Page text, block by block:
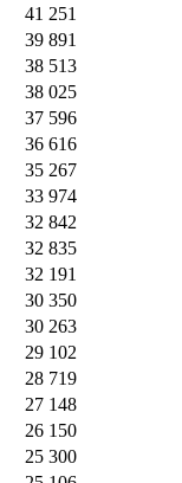
41 251
39 891
38 513
38 025
37 596
36 616
35 267
33 974
32 842
32 835
32 191
30 350
30 263
29 102
28 719
27 148
26 150
25 300